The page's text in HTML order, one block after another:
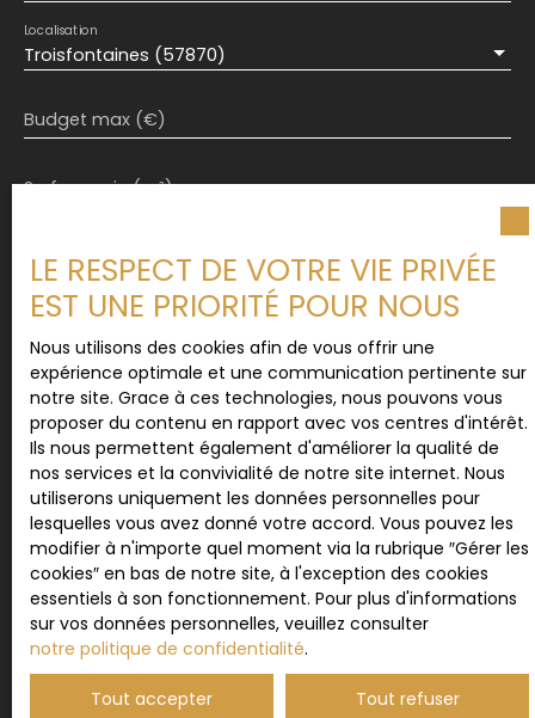
Troisfontaines (57870)
Localisation
Budget max (€)
Surface min (m²)
J'accepte le traitement de mes données
personnelles conformément au RGPD. Si vous ne
souhaitez pas faire l'objet de prospection
vous inscrire gratuitement sur la liste d'opposition
au démarchage téléphonique, prévu par l'article
L223-1 du code de la consommation, sur le site
Internet www.bloctel.gouv.fr ou par courrier
adressé à :
Société Worldline, Service Bloctel, CS 61311, 41013
BLOIS CEDEX.
Pour en savoir plus sur le traitement de vos
données personnelles, veuillez consulter notre
politique de confidentialité.
LE RESPECT DE VOTRE VIE PRIVÉE
EST UNE PRIORITÉ POUR NOUS
Nous utilisons des cookies afin de vous offrir une
expérience optimale et une communication pertinente sur
notre site. Grace à ces technologies, nous pouvons vous
proposer du contenu en rapport avec vos centres d'intérêt.
Ils nous permettent également d'améliorer la qualité de
nos services et la convivialité de notre site internet. Nous
utiliserons uniquement les données personnelles pour
lesquelles vous avez donné votre accord. Vous pouvez les
modifier à n'importe quel moment via la rubrique ″Gérer les
cookies″ en bas de notre site, à l'exception des cookies
essentiels à son fonctionnement. Pour plus d'informations
sur vos données personnelles, veuillez consulter
notre politique de confidentialité.
Tout accepter Tout refuser